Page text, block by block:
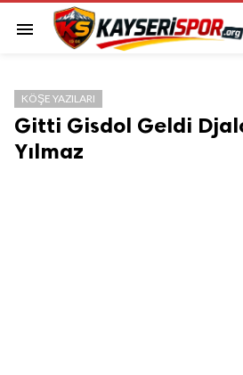
menu
KÖŞE YAZILARI
Gitti Gisdol Geldi
Yılmaz